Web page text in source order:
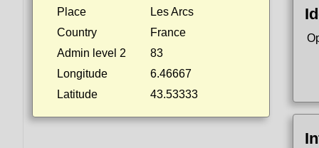
Place
Les Arcs
Country
France
Admin level 2
83
Longitude
6.46667
Latitude
43.53333